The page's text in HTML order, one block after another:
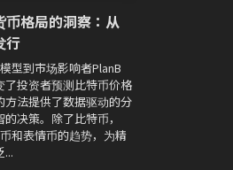
币格局的洞察：从
行
型到市场影响者PlanB
投资者预测比特币价格
法提供了数据驱动的分
决策。除了比特币，
和表情币的趋势，为精
...